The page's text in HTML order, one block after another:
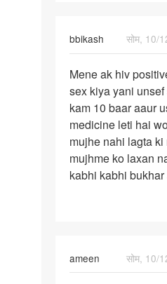
bbikash
सोम, 10/
Mene
ak
hiv
positive
women
se
Mene ak hiv
sex kiya yani
kam 10 baar aaur
medicine leti hai
mujhe nahi lagta
mujhme ko laxan
kabhi kabhi
ameen
सोम, 10/